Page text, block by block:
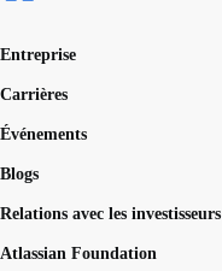
Entreprise
Carrières
Événements
Blogs
Relations avec les investisseurs
Atlassian Foundation